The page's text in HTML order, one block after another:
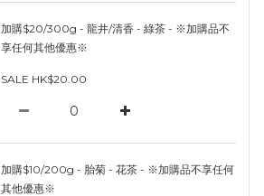
加購$20/300g - 龍井/清香 - 綠茶 - ※加購品不
享任何其他優惠※
SALE HK$20.00
加購$10/200g - 胎菊 - 花茶 - ※加購品不享任何
其他優惠※